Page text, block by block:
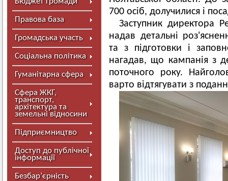
Правова база
Громадська участь
Соціальна політика
Гуманітарна сфера
Сфера ЖКГ,
транспорт,
архітектура та
земельні відносини
Підприємництво
Доступ до публічної
інформації
Безбар’єрність
700 осіб, долучилися і
Заступник директора
надав детальні
та з підготовки і
нагадав, що кампанія з
поточного року.
варто відтягувати з